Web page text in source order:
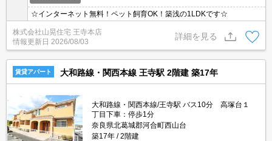
☆インターネット無料！ペット飼育OK！築浅の1LDKです☆
株式会社山晃住宅 王寺本店
情報更新日 2026/08/03
詳細を見る
賃貸アパート 大和路線・関西本線 王寺駅 2階建 築17年
大和路線・関西本線/王寺駅 バス10分 高塚台１
丁目下車：停歩1分
奈良県北葛城郡河合町西山台
築17年
2階建